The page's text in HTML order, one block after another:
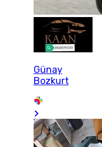
Günay
Bozkurt